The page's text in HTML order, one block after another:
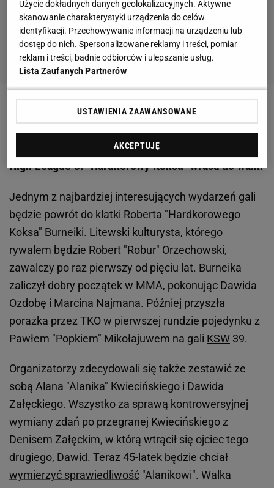
Zobacz wideoRaper Alberto mówi o MMA, High
High League 3. "Hardkorowy Koksu" wraca do walki
Jednym z najbardziej interesujących wydarzeń gali
będzie powrót do klatki Roberta "Hardkorowego
Koksa" Burneiki. Litewski kulturysta, którego
rywalem będzie Robert "Robur" Orzechowski,
zawalczy po raz pierwszy od pięciu lat. Burneika
zaliczył dobry początek w MMA, pokonując Dawida
Ozdobę i Marcina Najmana. Później przyszła
porażka przez TKO w pierwszej rundzie pojedynku z
Pawłem "Popkiem" Mikołajuwem na gali KSW 39.
Organizatorzy zdecydowali się także zestawić ze
sobą Alana "Alanika" Kwiecińskiego i Dawida
Załęckiego. Wszystko za sprawą kontrowersyjnej
wymiany zdań po przegranej Kwiecińskiego z
Denisem Załęckim, w którą wtrącił się ojciec tego
drugiego, Dawid. Teraz 45-latek będzie chciał
wymierzyć sprawiedliwość "Alanikowi". Walka
Użycie dokładnych danych geolokalizacyjnych. Aktywne
skanowanie charakterystyki urządzenia do celów
identyfikacji. Przechowywanie informacji na urządzeniu lub
dostęp do nich. Spersonalizowane reklamy i treści, pomiar
reklam i treści, badnie odbiorców i ulepszanie usług.
Lista Zaufanych Partnerów
USTAWIENIA ZAAWANSOWANE
AKCEPTUJĘ